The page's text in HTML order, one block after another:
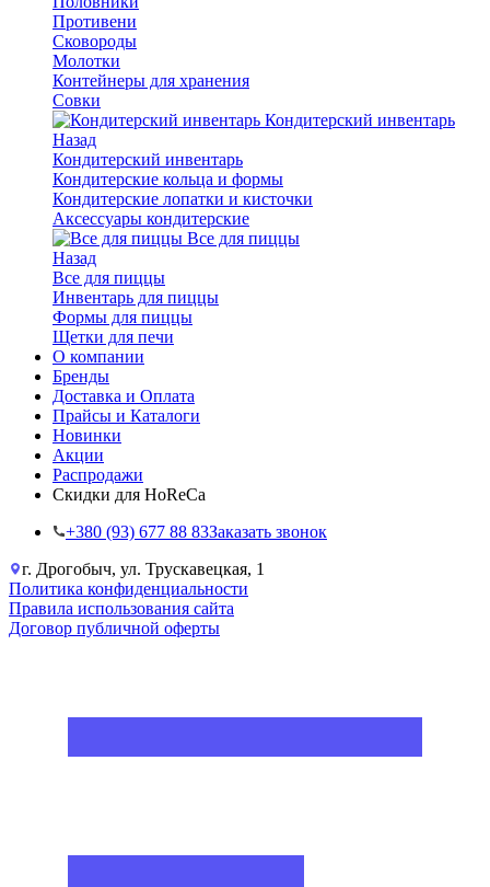
Противени
Сковороды
Молотки
Контейнеры для хранения
Совки
Кондитерский инвентарь
Назад
Кондитерский инвентарь
Кондитерские кольца и формы
Кондитерские лопатки и кисточки
Аксессуары кондитерские
Все для пиццы
Назад
Все для пиццы
Инвентарь для пиццы
Формы для пиццы
Щетки для печи
О компании
Бренды
Доставка и Оплата
Прайсы и Каталоги
Новинки
Акции
Распродажи
Скидки для HoReCa
+38‎0 (93) 677 88 83Заказать звонок
г. Дрогобыч, ул. Трускавецкая, 1
Политика конфиденциальности
Правила использования сайта
Договор публичной оферты